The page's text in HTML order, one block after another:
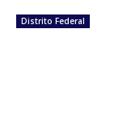
Distrito Federal